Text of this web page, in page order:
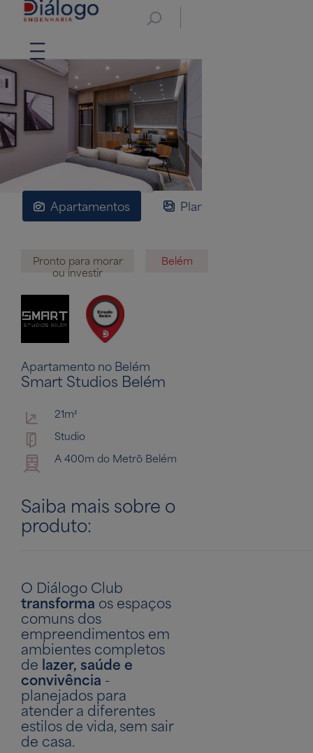
Apartamentos Plantas
Pronto para morar
ou investir
Belém
Apartamento no Belém
Smart Studios Belém
21m²
Studio
A 400m do Metrô Belém
Saiba mais sobre o
produto:
O Diálogo Club
transforma os espaços
comuns dos
empreendimentos em
ambientes completos
de lazer, saúde e
convivência -
planejados para
atender a diferentes
estilos de vida, sem sair
de casa.